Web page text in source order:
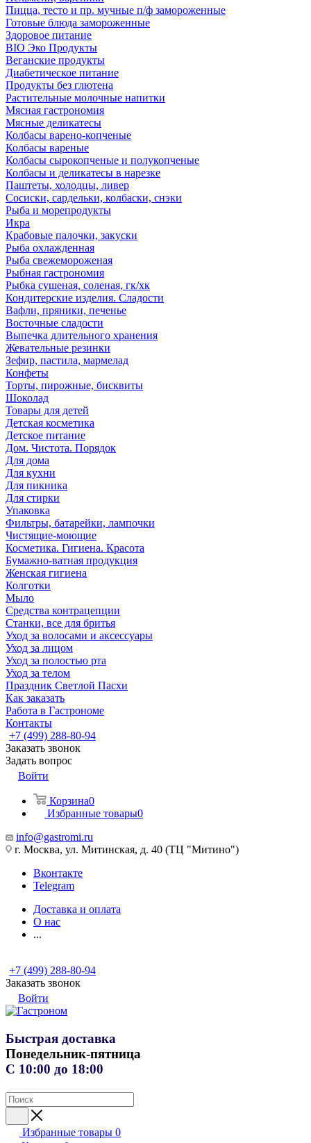
Пицца, тесто и пр. мучные п/ф замороженные
Готовые блюда замороженные
Здоровое питание
BIO Эко Продукты
Веганские продукты
Диабетическое питание
Продукты без глютена
Растительные молочные напитки
Мясная гастрономия
Мясные деликатесы
Колбасы варено-копченые
Колбасы вареные
Колбасы сырокопченые и полукопченые
Колбасы и деликатесы в нарезке
Паштеты, холодцы, ливер
Сосиски, сардельки, колбаски, снэки
Рыба и морепродукты
Икра
Крабовые палочки, закуски
Рыба охлажденная
Рыба свежемороженая
Рыбная гастрономия
Рыбка сушеная, соленая, гк/хк
Кондитерские изделия. Сладости
Вафли, пряники, печенье
Восточные сладости
Выпечка длительного хранения
Жевательные резинки
Зефир, пастила, мармелад
Конфеты
Торты, пирожные, бисквиты
Шоколад
Товары для детей
Детская косметика
Детское питание
Дом. Чистота. Порядок
Для дома
Для кухни
Для пикника
Для стирки
Упаковка
Фильтры, батарейки, лампочки
Чистящие-моющие
Косметика. Гигиена. Красота
Бумажно-ватная продукция
Женская гигиена
Колготки
Мыло
Средства контрацепции
Станки, все для бритья
Уход за волосами и аксессуары
Уход за лицом
Уход за полостью рта
Уход за телом
Праздник Светлой Пасхи
Как заказать
Работа в Гастрономе
Контакты
+7 (499) 288-80-94
Заказать звонок
Задать вопрос
Войти
Корзина0
Избранные товары0
info@gastromi.ru
г. Москва, ул. Митинская, д. 40 (ТЦ "Митино")
Вконтакте
Telegram
Доставка и оплата
О нас
...
+7 (499) 288-80-94
Заказать звонок
Войти
Быстрая доставка
Понедельник-пятница
С 10:00 до 18:00
Избранные товары 0